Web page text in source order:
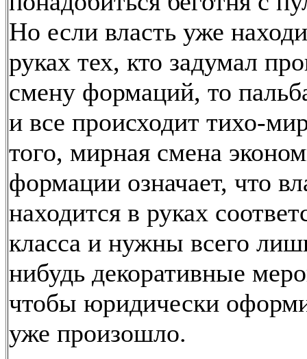
Но если власть уже
руках тех, кто задумал
смену формаций, то
и все происходит тихо-
того, мирная смена
формации означает, что
находится в руках
класса и нужны всего
нибудь декоративные
чтобы юридически
уже произошло.